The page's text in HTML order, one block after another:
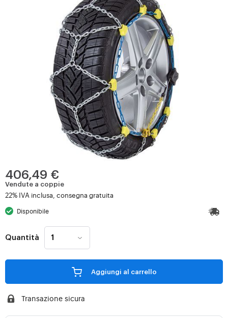
406,49 €
Vendute a coppie
22% IVA inclusa, consegna gratuita
Disponibile
Quantità
Aggiungi al carrello
Transazione sicura